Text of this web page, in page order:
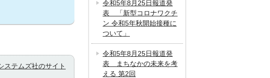
ステムズ社のサイト
令和5年8月25日報道発
表 「新型コロナワクチ
ン 令和5年秋開始接種に
ついて」
令和5年8月25日報道発
表 まちなかの未来を考
える 第2回